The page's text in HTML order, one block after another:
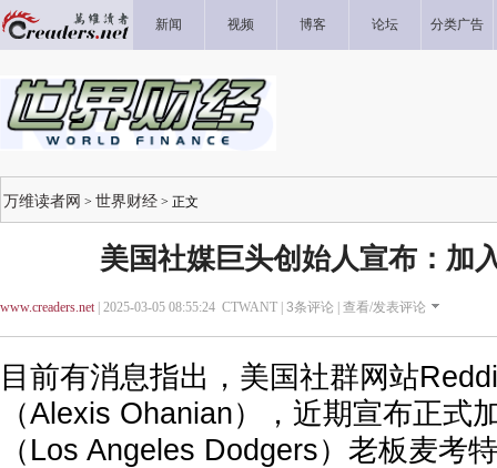
新闻 视频 博客 论坛 分类广告
万维读者网 > 世界财经 > 正文
美国社媒巨头创始人宣布：加
www.creaders.net| 2025-03-05 08:55:24 CTWANT | 3条评论 | 查看/发表评论
目前有消息指出，美国社群网站
（Alexis Ohanian），近期宣布正式
（Los Angeles Dodgers）老板麦考